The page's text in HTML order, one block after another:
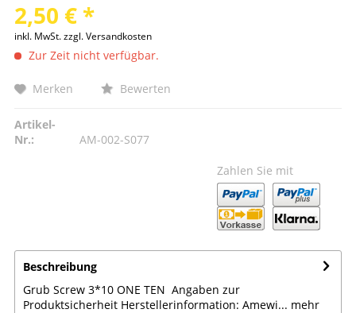
2,50 € *
inkl. MwSt.zzgl. Versandkosten
Zur Zeit nicht verfügbar.
Merken Bewerten
Artikel-
Nr.:
AM-002-S077
Zahlen Sie mit
Beschreibung
Grub Screw 3*10 ONE TEN Angaben zur
Produktsicherheit Herstellerinformation: Amewi... mehr